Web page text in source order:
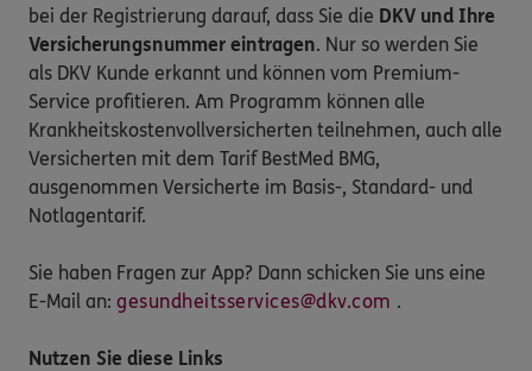
bei der Registrierung darauf, dass Sie die DKV und Ihre
Versicherungsnummer eintragen. Nur so werden Sie
als DKV Kunde erkannt und können vom Premium-
Service profitieren. Am Programm können alle
Krankheitskostenvollversicherten teilnehmen, auch alle
Versicherten mit dem Tarif BestMed BMG,
ausgenommen Versicherte im Basis-, Standard- und
Notlagentarif.
Sie haben Fragen zur App? Dann schicken Sie uns eine
E-Mail an: gesundheitsservices@dkv.com .
Nutzen Sie diese Links